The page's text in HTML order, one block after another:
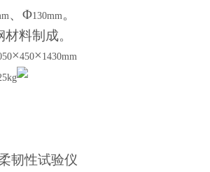
、Φ130mm 。
料制成。
×450× 1430mm
韧性试验仪